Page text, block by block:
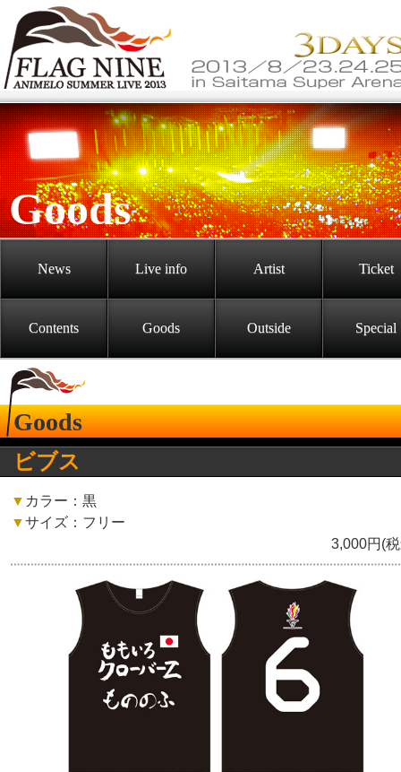
Goods
News Live info Artist Ticket
Contents Goods Outside Special
Goods
ビブス
▼ カラー：黒
▼サイズ：フリー
3,000円(